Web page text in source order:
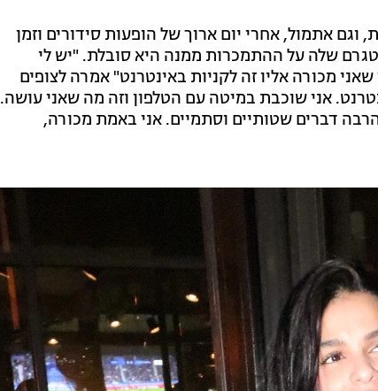
וגם אתמול, אחרי יום ארוך של הופעות סידורים וזמן
שלה על ההתמכרות ממנה היא סובלת. "יש לי
מכורה אליו זה לקניות באינטרנט" אמרה לצופים
אני שוכבת במיטה עם הטלפון וזה מה שאני עושה.
דברים שטותיים וסתמיים. אני באמת מכורה,